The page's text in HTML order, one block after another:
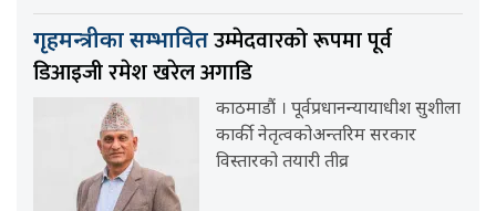
गृहमन्त्रीका सम्भावितउम्मेदवारको रूपमा पूर्व
डिआइजी रमेश खरेल अगाडि
काठमाडौं । पूर्वप्रधानन्यायाधीश सुशीला
कार्की नेतृत्वकोअन्तरिम सरकार
विस्तारको तयारी तीव्र